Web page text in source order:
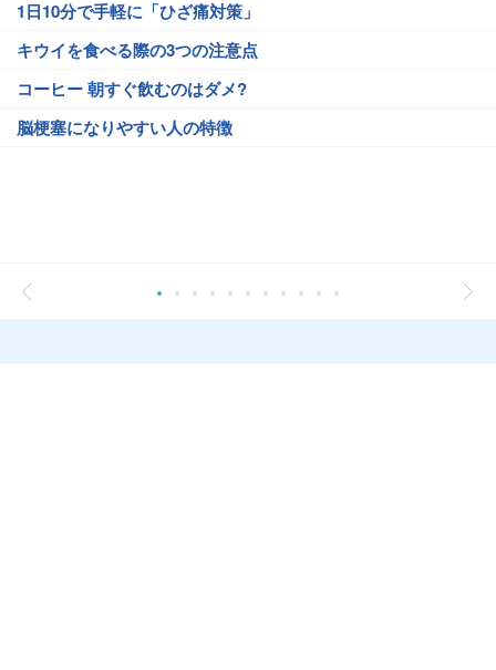
1日10分で手軽に「ひざ痛対策」
キウイを食べる際の3つの注意点
コーヒー 朝すぐ飲むのはダメ?
脳梗塞になりやすい人の特徴